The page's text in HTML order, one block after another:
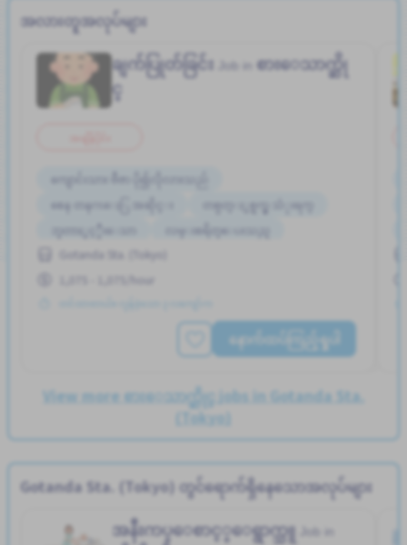
အလားတူအလုပ်များ
ချက်ပြုတ်ခြင်း
စားေသာက္ဆို
င္
ကျောင်းသား ဗီဇာ ပို၍လိုလားသည်
စေန တနဂၤေႏြ အဆိုင္း
တစ္ပတ္ႏွစ္ရက္မွ သံုးရက္
ဘူတာႏွင့္နီးေသာ
လမ္းစရိတ္ေပးသည္
အမျိုးသမီး ပို၍လိုလားသည်
Gotanda Sta. (Tokyo)
1,075 - 1,075/hour
နောက်ထပ်ကြည့်ရှုပါ
View more စားေသာက္ဆိုင္ jobs in Gotanda Sta.
(Tokyo)
Gotanda Sta. (Tokyo) တွင်ရောက်ရှိနေသောအလုပ်များ
အနီးကပ္ေစာင့္ေရွာက္သူ